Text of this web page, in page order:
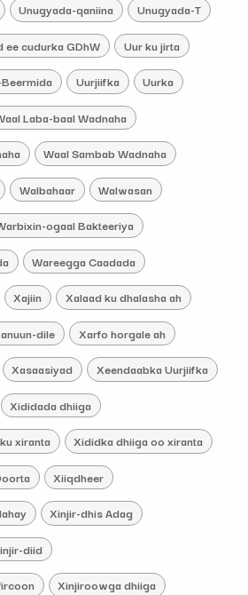
Unugyada-qaniina Unugyada-T
cudurka GDhW Uur ku jirta
Uurjiifka Uurka
Laba-baal Wadnaha
Waal Sambab Wadnaha
Walbahaar Walwasan
ogaal Bakteeriya
Wareegga Caadada
Xajiin Xalaad ku dhalasha ah
dile Xarfo horgale ah
Xasaasiyad Xeendaabka Uurjiifka
Xididada dhiiga
xiranta Xididka dhiiga oo xiranta
Xiiqdheer
Xinjir-dhis Adag
diid
Xinjiroowga dhiiga